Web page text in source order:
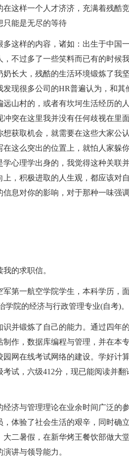
这样一个人才济济，充满着残酷
只能是无尽的等待
这样的内容，诸如：出生于中国
不过多了一些笑料而已有的时候
长大，残酷的生活环境锻炼了我
现很多公司的HR普遍认为，和其
山村的，或者有坎坷生活经历的
突在这里我并没有任何歧视在里
获取机会，就需要在这些大家公
这么突出的位置上，就怕人家躲
心理学出身的，我觉得这种关联
，积极进取的人生观，都应该对
息对你的影响，对于那种一味强
的求职信。
军第一航空学院学生，本科学历，
院的经济与行政管理专业(自考)。
并锻炼了自己的能力。通过四年
作，数据库编程与管理，并在本
网在线考试网络的建设。学好计
试，六级412分，现已能阅读并
济与管理理论在业余时间广泛的
体验了社会生活的艰辛，同时确
二暑假，在新华烤王餐饮部做大
讲与领导能力。